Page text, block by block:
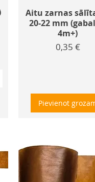
Aitu zarnas
20-22 mm
4m+)
Cena
0,35 €
Pievienot